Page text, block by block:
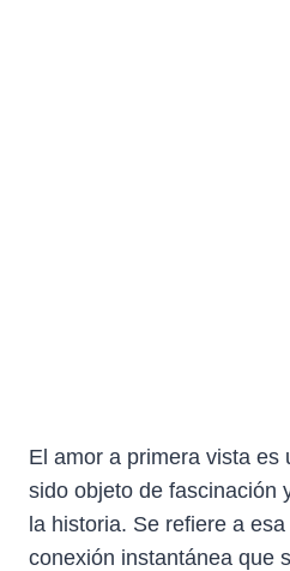
El amor a primera vista es
sido objeto de fascinación
la historia. Se refiere a
conexión instantánea que